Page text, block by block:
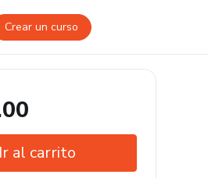
Crear un curso
Ir al carrito